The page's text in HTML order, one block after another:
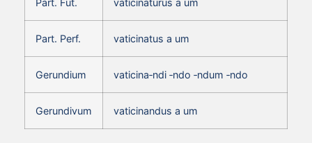
Part. Perf. vaticinatus a um
Gerundium vaticina‑ndi ‑ndo ‑ndum ‑ndo
Gerundivum vaticinandus a um